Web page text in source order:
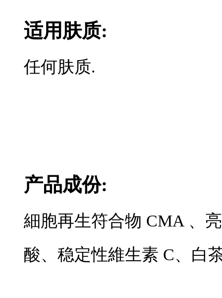
适用肤质:
任何肤质.
产品成份:
細胞再生符合物 CMA 、
酸、稳定性維生素 C、白